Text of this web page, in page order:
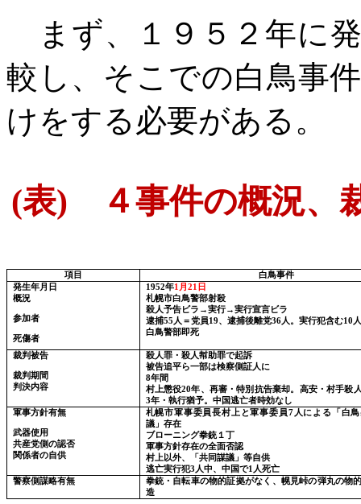
まず、１９５２年に
較し、そこでの白鳥事
けをする必要がある。
(表) ４事件の概況、
項目
白鳥事件
発生年月日
概況
参加者
死傷者
1952年1 月 21 日
札幌市白鳥警部射殺
殺人予告ビラ→実行→実行宣言ビラ
逮捕55 人＝党員19、逮捕後離党36人。実行犯含む10
白鳥警部即死
裁判被告
裁判期間
判決内容
殺人罪・殺人幇助罪で起訴
被告追平ら一部は検察側証人に
8年間
村上懲役20年、再審・特別抗告棄却。高安・村手殺
3年・執行猶予。中国逃亡者時効なし
軍事方針有無
武器使用
共産党側の認否
関係者の自供
札幌市軍事委員長村上と軍事委員7人による「白
議」存在
ブローニング拳銃１丁
軍事方針存在の全面否認
村上以外、「共同謀議」等自供
逃亡実行犯3 人中、中国で1 人死亡
警察側謀略有無
拳銃・自転車の物的証拠がなく、幌見峠の弾丸の物
造